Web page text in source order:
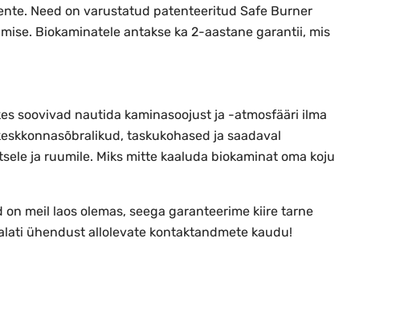
Need on varustatud patenteeritud Safe Burner
Biokaminatele antakse ka 2-aastane garantii, mis
soovivad nautida kaminasoojust ja -atmosfääri ilma
taskukohased ja saadaval
ja ruumile. Miks mitte kaaluda biokaminat oma koju
meil laos olemas, seega garanteerime kiire tarne
ühendust allolevate kontaktandmete kaudu!